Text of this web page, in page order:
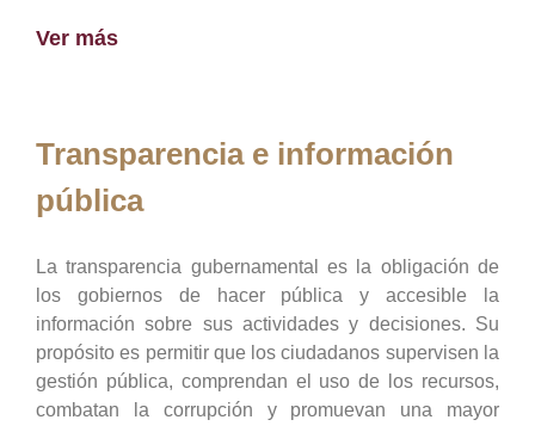
Ver más
Transparencia e información
pública
La transparencia gubernamental es la obligación de
los gobiernos de hacer pública y accesible la
información sobre sus actividades y decisiones. Su
propósito es permitir que los ciudadanos supervisen la
gestión pública, comprendan el uso de los recursos,
combatan la corrupción y promuevan una mayor